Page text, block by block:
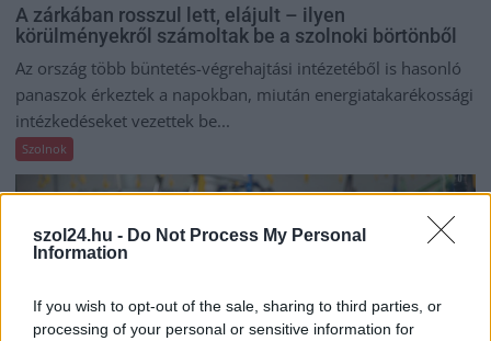
szol24.hu - Do Not Process My Personal
Information
If you wish to opt-out of the sale, sharing to third parties, or
processing of your personal or sensitive information for
A zárkában rosszul lett, elájult – ilyen
körülményekről számoltak be a szolnoki börtönből
Az ország több büntetés-végrehajtási intézetéből is hasonló
panaszok érkeztek a napokban, miután energiatakarékossági
intézkedéseket vezettek be...
Szolnok